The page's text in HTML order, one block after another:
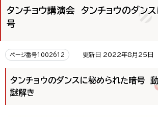
タンチョウ講演会 タンチョウのダン
号
ページ番号1002612 更新日 2022年8月25日
タンチョウのダンスに秘められた暗号
謎解き